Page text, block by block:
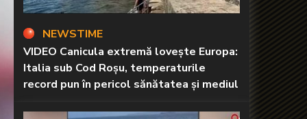
NEWSTIME
VIDEO Canicula extremă lovește Europa:
Italia sub Cod Roșu, temperaturile
record pun în pericol sănătatea și mediul